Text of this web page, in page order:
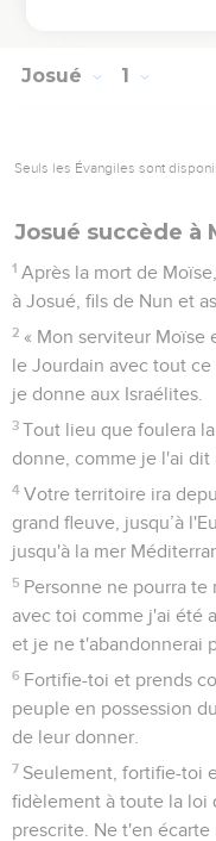
Josué 1
Seuls les Évangiles sont
Josué succède à
1 Après la mort de
à Josué, fils de Nun et
2 « Mon serviteur Moïse
le Jourdain avec tout
je donne aux Israélites.
3 Tout lieu que foulera
donne, comme je l'ai dit
4 Votre territoire ira
grand fleuve, jusqu’à
jusqu'à la mer
5 Personne ne pourra te
avec toi comme j'ai été
et je ne t'abandonnerai
6 Fortifie-toi et prends
peuple en possession
de leur donner.
7 Seulement, fortifie-toi
fidèlement à toute la loi
prescrite. Ne t'en